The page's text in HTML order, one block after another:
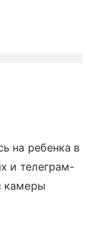
на ребенка в
и телеграм-
камеры